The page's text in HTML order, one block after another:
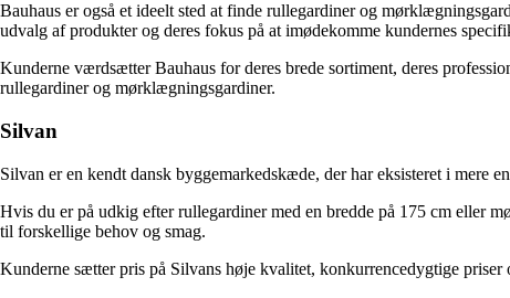
Bauhaus er også et ideelt sted at finde rullegardiner og
udvalg af produkter og deres fokus på at imødekomme kundernes
Kunderne værdsætter Bauhaus for deres brede sortiment, deres
rullegardiner og mørklægningsgardiner.
Silvan
Silvan er en kendt dansk byggemarkedskæde, der har eksisteret i mere
Hvis du er på udkig efter rullegardiner med en bredde på 175 cm eller
til forskellige behov og smag.
Kunderne sætter pris på Silvans høje kvalitet, konkurrencedygtige